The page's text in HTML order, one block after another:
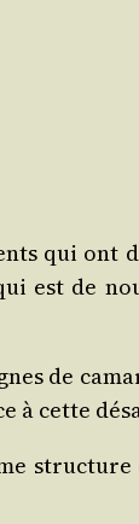
qui ont
est de
de
à cette